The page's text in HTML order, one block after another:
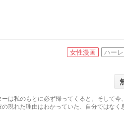
女性漫画 ハー
は私のもとに必ず帰ってくると。そして今
現れた理由はわかっていた、自分ではなく